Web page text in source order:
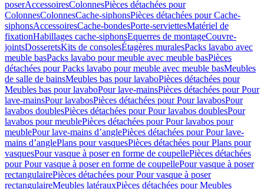
poserAccessoiresColonnesPièces détachées pour
ColonnesColonnesCache-siphonsPièces détachées pour Cache-
siphonsAccessoiresCache-bondesPorte-serviettesMatériel de
fixationHabillages cache-siphonsEquerres de montageCouvre-
jointsDosseretsKits de consolesÉtagères muralesPacks lavabo avec
meuble basPacks lavabo pour meuble avec meuble basPièces
détachées pour Packs lavabo pour meuble avec meuble basMeubles
de salle de bainsMeubles bas pour lavaboPièces détachées pour
Meubles bas pour lavaboPour lave-mainsPièces détachées pour Pour
lave-mainsPour lavabosPièces détachées pour Pour lavabosPour
lavabos doublesPièces détachées pour Pour lavabos doublesPour
lavabos pour meublePièces détachées pour Pour lavabos pour
meublePour lave-mains d’anglePièces détachées pour Pour lave-
mains d’anglePlans pour vasquesPièces détachées pour Plans pour
vasquesPour vasque à poser en forme de coupellePièces détachées
pour Pour vasque à poser en forme de coupellePour vasque à poser
rectangulairePièces détachées pour Pour vasque à poser
rectangulaireMeubles latérauxPièces détachées pour Meubles